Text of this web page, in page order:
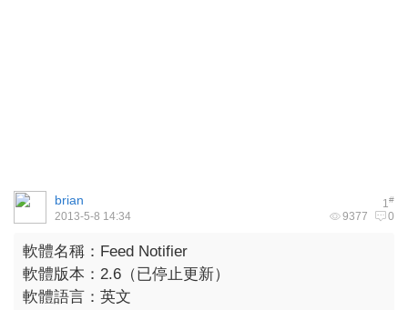
1#
brian
9377 0
2013-5-8 14:34
軟體名稱：Feed Notifier
軟體版本：2.6（已停止更新）
軟體語言：英文